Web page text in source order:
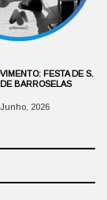
FESTA DE S.
BARROSELAS
2026